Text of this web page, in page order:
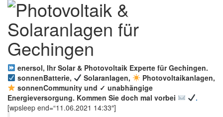
enersol, Ihr Solar & Photovoltaik Experte für Gechingen.
sonnenBatterie,
Solaranlagen,
Photovoltaikanlagen,
sonnenCommunity und ✓ unabhängige
Energieversorgung. Kommen Sie doch mal vorbei
.
[wpsleep end=“11.06.2021 14:33″]